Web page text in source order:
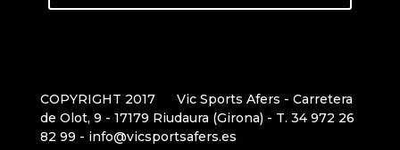
COPYRIGHT 2017
Vic Sports Afers - Carretera
de Olot, 9 - 17179 Riudaura (Girona) - T. 34 972 26
82 99 - info@vicsportsafers.es